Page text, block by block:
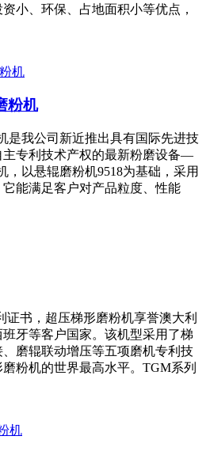
小、环保、占地面积小等优点，
粉机
是我公司新近推出具有国际先进技
主专利技术产权的最新粉磨设备—
，以悬辊磨粉机9518为基础，采用
能满足客户对产品粒度、性能
证书，超压梯形磨粉机享誉澳大利
牙等客户国家。该机型采用了梯
磨辊联动增压等五项磨机专利技
粉机的世界最高水平。TGM系列